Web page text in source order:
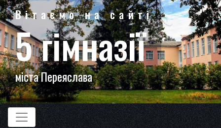
Вітаємо на сайті
5 гімназії
міста Переяслава